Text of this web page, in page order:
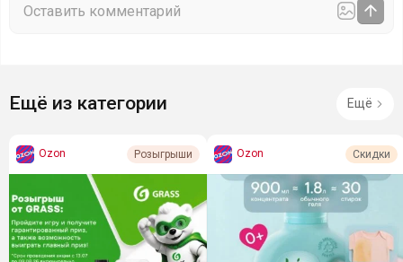
Ещё из категории Ещё
Ozon Розыгрыши Ozon Скидки